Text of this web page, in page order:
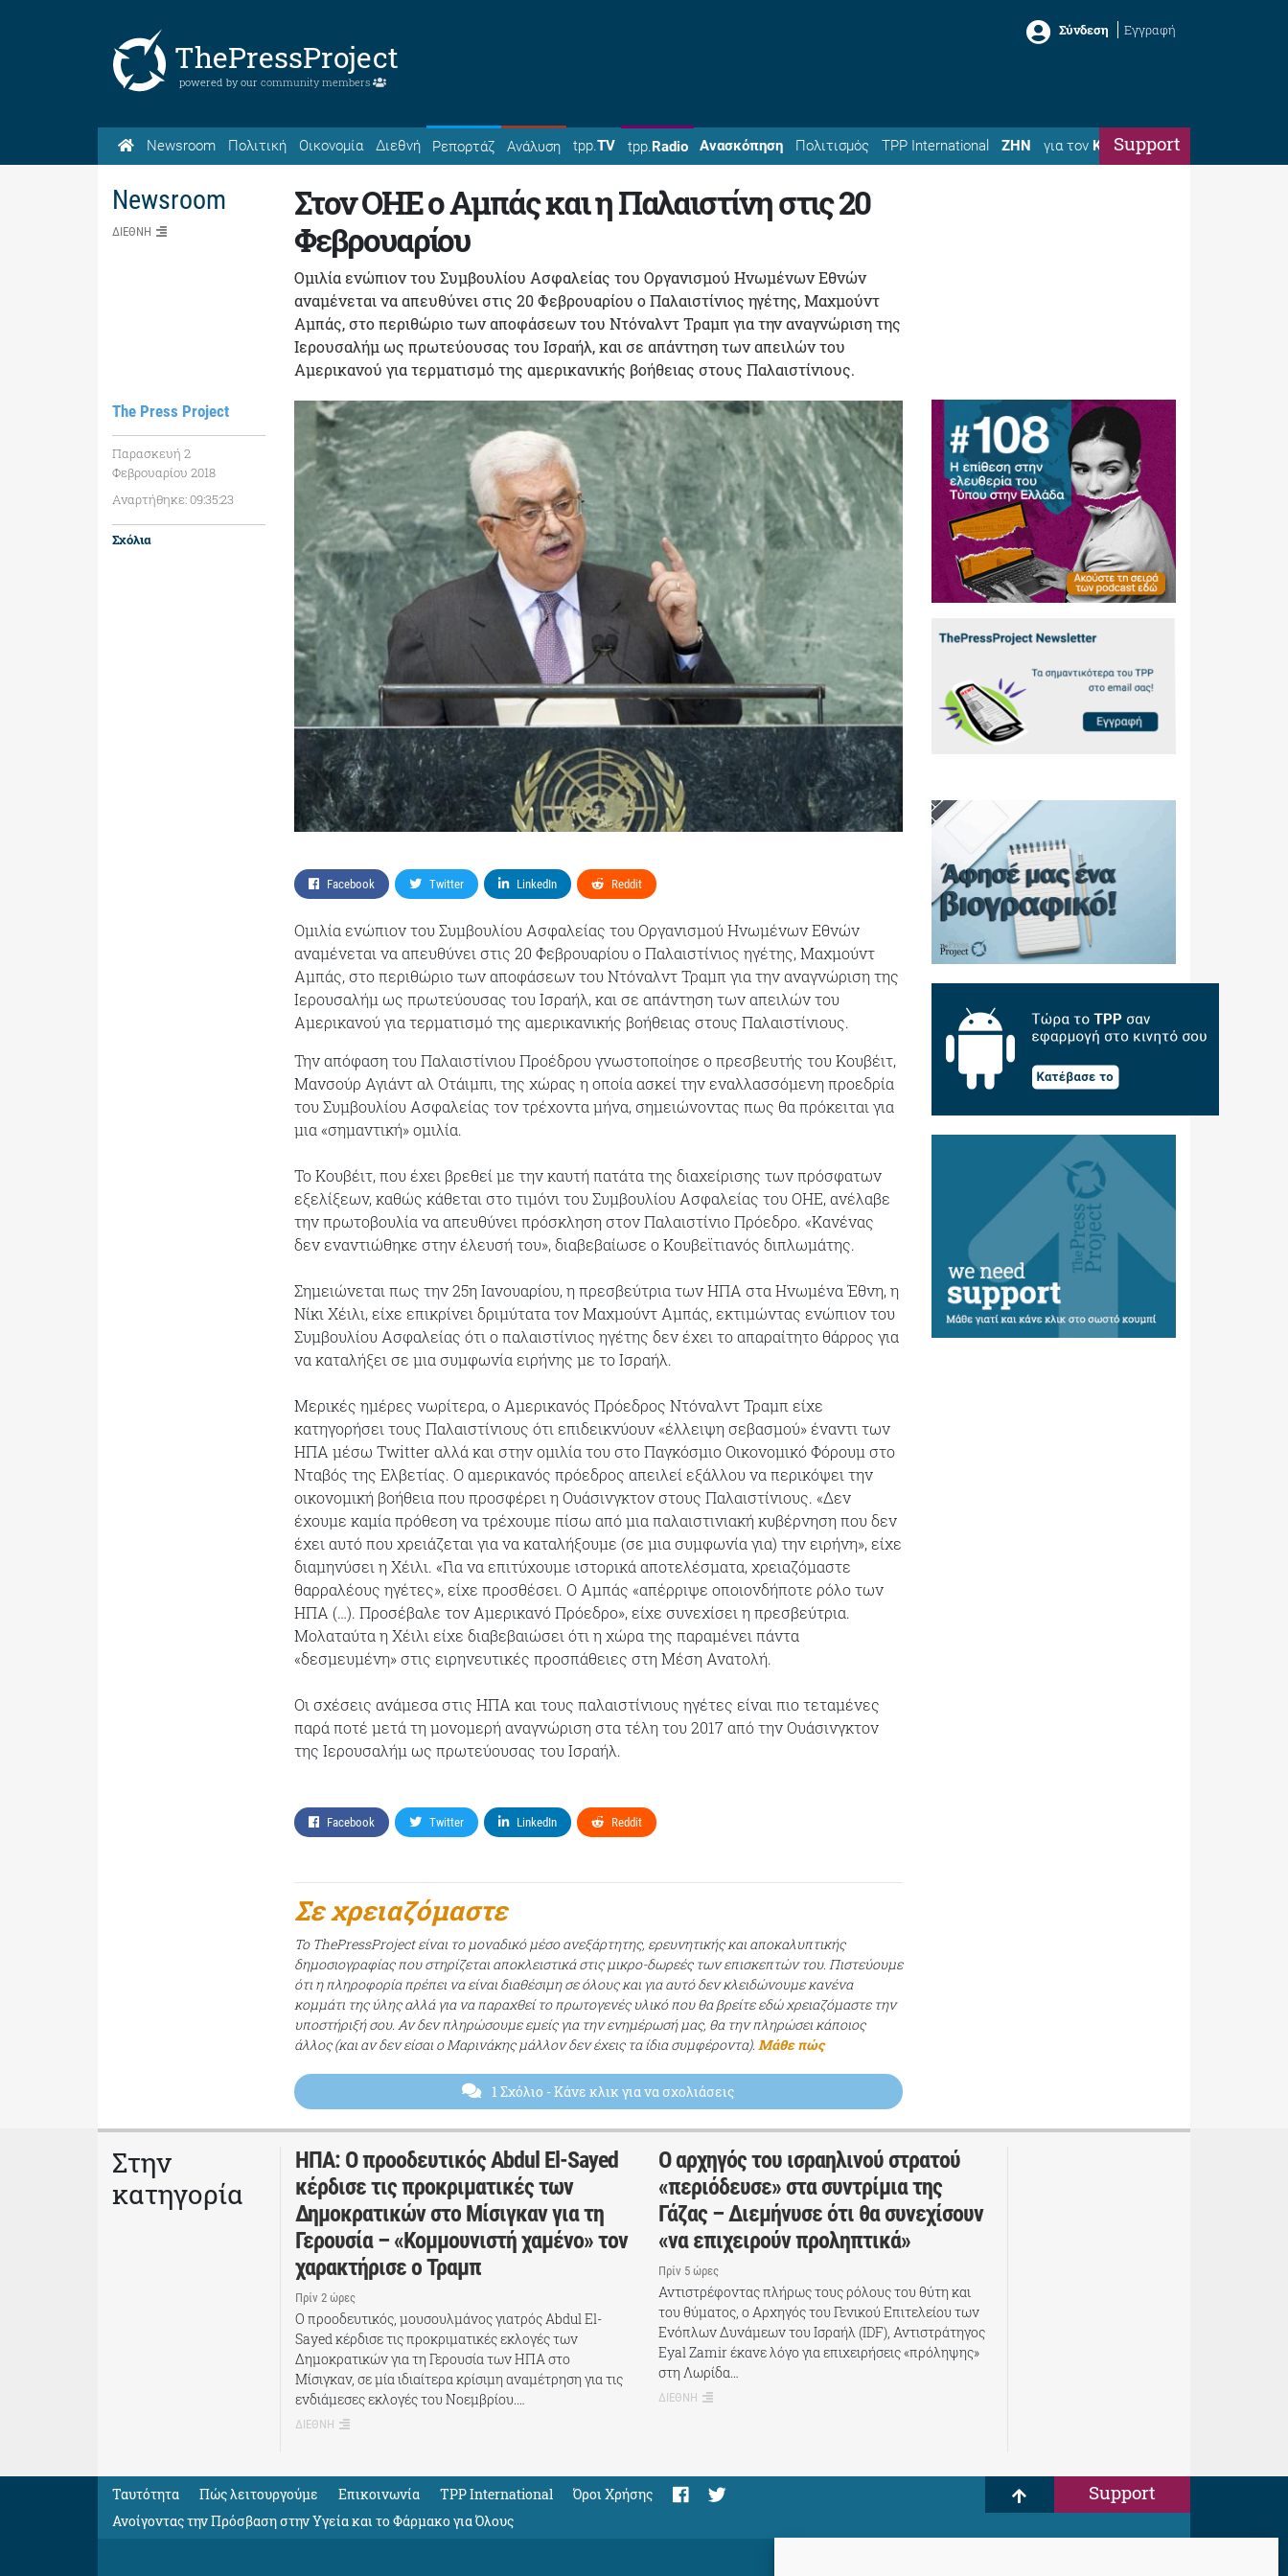
ThePressProject
powered by our community members
Σύνδεση Εγγραφή
Newsroom Πολιτική Οικονομία Διεθνή Ρεπορτάζ Ανάλυση tpp.TV tpp.Radio Ανασκόπηση Πολιτισμός TPP International ΖΗΝ για τον ΚώσταSupport
Newsroom
ΔΙΕΘΝΗ
The Press Project
Παρασκευή 2
Φεβρουαρίου 2018
Αναρτήθηκε: 09:35:23
Σχόλια
Στον ΟΗΕ ο Αμπάς και η Παλαιστίνη στις 20
Φεβρουαρίου
Ομιλία ενώπιον του Συμβουλίου Ασφαλείας του Οργανισμού Ηνωμένων Εθνών
αναμένεται να απευθύνει στις 20 Φεβρουαρίου ο Παλαιστίνιος ηγέτης, Μαχμούντ
Αμπάς, στο περιθώριο των αποφάσεων του Ντόναλντ Τραμπ για την αναγνώριση της
Ιερουσαλήμ ως πρωτεύουσας του Ισραήλ, και σε απάντηση των απειλών του
Αμερικανού για τερματισμό της αμερικανικής βοήθειας στους Παλαιστίνιους.
Facebook Twitter LinkedIn Reddit
Ομιλία ενώπιον του Συμβουλίου Ασφαλείας του Οργανισμού Ηνωμένων Εθνών
αναμένεται να απευθύνει στις 20 Φεβρουαρίου ο Παλαιστίνιος ηγέτης, Μαχμούντ
Αμπάς, στο περιθώριο των αποφάσεων του Ντόναλντ Τραμπ για την αναγνώριση της
Ιερουσαλήμ ως πρωτεύουσας του Ισραήλ, και σε απάντηση των απειλών του
Αμερικανού για τερματισμό της αμερικανικής βοήθειας στους Παλαιστίνιους.
Την απόφαση του Παλαιστίνιου Προέδρου γνωστοποίησε ο πρεσβευτής του Κουβέιτ,
Μανσούρ Αγιάντ αλ Οτάιμπι, της χώρας η οποία ασκεί την εναλλασσόμενη προεδρία
του Συμβουλίου Ασφαλείας τον τρέχοντα μήνα, σημειώνοντας πως θα πρόκειται για
μια «σημαντική» ομιλία.
Το Κουβέιτ, που έχει βρεθεί με την καυτή πατάτα της διαχείρισης των πρόσφατων
εξελίξεων, καθώς κάθεται στο τιμόνι του Συμβουλίου Ασφαλείας του ΟΗΕ, ανέλαβε
την πρωτοβουλία να απευθύνει πρόσκληση στον Παλαιστίνιο Πρόεδρο. «Κανένας
δεν εναντιώθηκε στην έλευσή του», διαβεβαίωσε ο Kουβεϊτιανός διπλωμάτης.
Σημειώνεται πως την 25η Ιανουαρίου, η πρεσβεύτρια των ΗΠΑ στα Ηνωμένα Έθνη, η
Νίκι Χέιλι, είχε επικρίνει δριμύτατα τον Μαχμούντ Αμπάς, εκτιμώντας ενώπιον του
Συμβουλίου Ασφαλείας ότι ο παλαιστίνιος ηγέτης δεν έχει το απαραίτητο θάρρος για
να καταλήξει σε μια συμφωνία ειρήνης με το Ισραήλ.
Μερικές ημέρες νωρίτερα, ο Αμερικανός Πρόεδρος Ντόναλντ Τραμπ είχε
κατηγορήσει τους Παλαιστίνιους ότι επιδεικνύουν «έλλειψη σεβασμού» έναντι των
ΗΠΑ μέσω Twitter αλλά και στην ομιλία του στο Παγκόσμιο Οικονομικό Φόρουμ στο
Νταβός της Ελβετίας. Ο αμερικανός πρόεδρος απειλεί εξάλλου να περικόψει την
οικονομική βοήθεια που προσφέρει η Ουάσινγκτον στους Παλαιστίνιους. «Δεν
έχουμε καμία πρόθεση να τρέχουμε πίσω από μια παλαιστινιακή κυβέρνηση που δεν
έχει αυτό που χρειάζεται για να καταλήξουμε (σε μια συμφωνία για) την ειρήνη», είχε
διαμηνύσει η Χέιλι. «Για να επιτύχουμε ιστορικά αποτελέσματα, χρειαζόμαστε
θαρραλέους ηγέτες», είχε προσθέσει. Ο Αμπάς «απέρριψε οποιονδήποτε ρόλο των
ΗΠΑ (…). Προσέβαλε τον Αμερικανό Πρόεδρο», είχε συνεχίσει η πρεσβεύτρια.
Μολαταύτα η Χέιλι είχε διαβεβαιώσει ότι η χώρα της παραμένει πάντα
«δεσμευμένη» στις ειρηνευτικές προσπάθειες στη Μέση Ανατολή.
Οι σχέσεις ανάμεσα στις ΗΠΑ και τους παλαιστίνιους ηγέτες είναι πιο τεταμένες
παρά ποτέ μετά τη μονομερή αναγνώριση στα τέλη του 2017 από την Ουάσινγκτον
της Ιερουσαλήμ ως πρωτεύουσας του Ισραήλ.
Facebook Twitter LinkedIn Reddit
Σε χρειαζόμαστε
Το ThePressProject είναι το μοναδικό μέσο ανεξάρτητης, ερευνητικής και αποκαλυπτικής
δημοσιογραφίας που στηρίζεται αποκλειστικά στις μικρο-δωρεές των επισκεπτών του. Πιστεύουμε
ότι η πληροφορία πρέπει να είναι διαθέσιμη σε όλους και για αυτό δεν κλειδώνουμε κανένα
κομμάτι της ύλης αλλά για να παραχθεί το πρωτογενές υλικό που θα βρείτε εδώ χρειαζόμαστε την
υποστήριξή σου. Αν δεν πληρώσουμε εμείς για την ενημέρωσή μας, θα την πληρώσει κάποιος
άλλος (και αν δεν είσαι ο Μαρινάκης μάλλον δεν έχεις τα ίδια συμφέροντα). Μάθε πώς
1 Σχόλιο - Κάνε κλικ για να σχολιάσεις
Στην
κατηγορία
ΗΠΑ: Ο προοδευτικός Abdul El-Sayed
κέρδισε τις προκριματικές των
Δημοκρατικών στο Μίσιγκαν για τη
Γερουσία – «Κομμουνιστή χαμένο» τον
χαρακτήρισε ο Τραμπ
Πρίν 2 ώρες
Ο προοδευτικός, μουσουλμάνος γιατρός Abdul El-
Sayed κέρδισε τις προκριματικές εκλογές των
Δημοκρατικών για τη Γερουσία των ΗΠΑ στο
Μίσιγκαν, σε μία ιδιαίτερα κρίσιμη αναμέτρηση για τις
ενδιάμεσες εκλογές του Νοεμβρίου.…
ΔΙΕΘΝΗ
Ο αρχηγός του ισραηλινού στρατού
«περιόδευσε» στα συντρίμια της
Γάζας – Διεμήνυσε ότι θα συνεχίσουν
«να επιχειρούν προληπτικά»
Πρίν 5 ώρες
Αντιστρέφοντας πλήρως τους ρόλους του θύτη και
του θύματος, ο Αρχηγός του Γενικού Επιτελείου των
Ενόπλων Δυνάμεων του Ισραήλ (IDF), Αντιστράτηγος
Eyal Zamir έκανε λόγο για επιχειρήσεις «πρόληψης»
στη Λωρίδα…
ΔΙΕΘΝΗ
Ταυτότητα Πώς λειτουργούμε Eπικοινωνία TPP International
Όροι Χρήσης
Ανοίγοντας την Πρόσβαση στην Υγεία και το Φάρμακο για Όλους
Support